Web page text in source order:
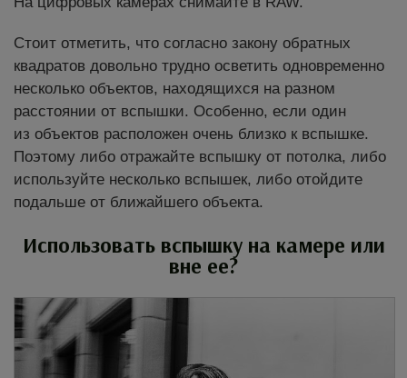
Стоит отметить, что согласно закону обратных
квадратов довольно трудно осветить одновременно
несколько объектов, находящихся на разном
расстоянии от вспышки. Особенно, если один
из объектов расположен очень близко к вспышке.
Поэтому либо отражайте вспышку от потолка, либо
используйте несколько вспышек, либо отойдите
подальше от ближайшего объекта.
Использовать вспышку на камере или
вне ее?